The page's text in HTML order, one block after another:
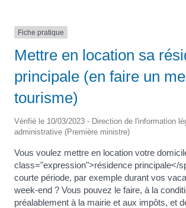
Fiche pratique
Mettre en location sa
principale (en faire un
tourisme)
Vérifié le 10/03/2023 - Direction de l'information
administrative (Première ministre)
Vous voulez mettre en location votre
class="expression">résidence principale</
courte période, par exemple durant vos
week-end ? Vous pouvez le faire, à la
préalablement à la mairie et aux impôts, et